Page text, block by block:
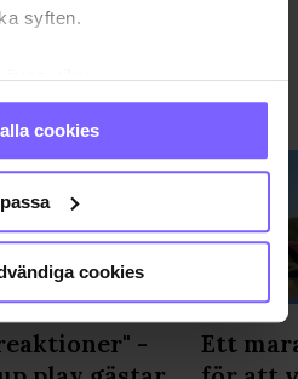
syften.
även vilja:
om din geografiska plats
på upp till flera meter
genom att aktivt skanna den
(fingeravtryck)
personliga uppgifter
ditt samtycke när som
cookies
cookies
VISA MER NYHETER
-
Ett